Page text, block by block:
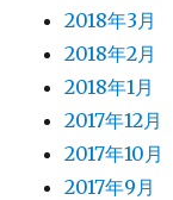
2018年3月
2018年2月
2018年1月
2017年12月
2017年10月
2017年9月